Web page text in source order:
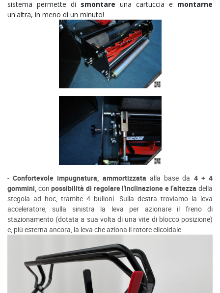
sistema permette di smontare una cartuccia e montarne
un'altra, in meno di un minuto!
-Confortevole impugnatura, ammortizzata alla base da 4 + 4
gommini, conpossibilità di regolare l'inclinazione e l'altezza della
stegola ad hoc, tramite 4 bulloni. Sulla destra troviamo la leva
acceleratore, sulla sinistra la leva per azionare il freno di
stazionamento (dotata a sua volta di una vite di blocco posizione)
e, più esterna ancora, la leva che aziona il rotore elicoidale.